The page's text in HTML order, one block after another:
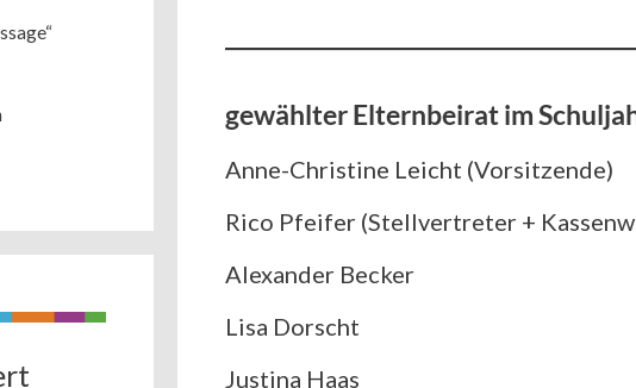
gewählter Elternbeirat im
Anne-Christine Leicht (Vorsitzende)
Rico Pfeifer (Stellvertreter +
Alexander Becker
Lisa Dorscht
Justina Haas